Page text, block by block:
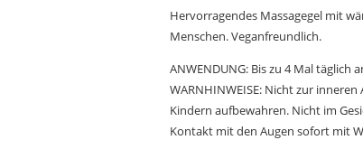
Hervorragendes Massagegel mit
Menschen. Veganfreundlich.
ANWENDUNG: Bis zu 4 Mal
WARNHINWEISE: Nicht zur
Kindern aufbewahren. Nicht im
Kontakt mit den Augen sofort mit